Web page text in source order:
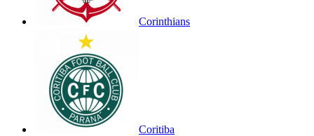
Corinthians
Coritiba